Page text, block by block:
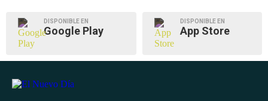
DISPONIBLE EN
Google Play
DISPONIBLE EN
App Store